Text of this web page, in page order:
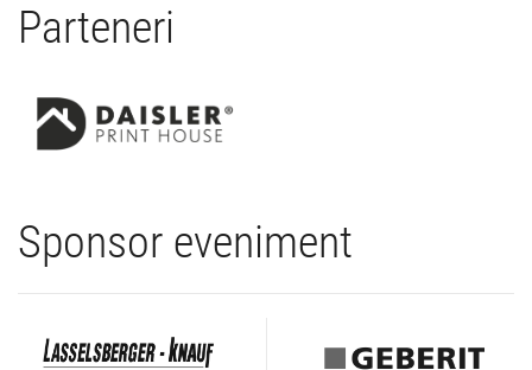
Parteneri
Sponsor eveniment